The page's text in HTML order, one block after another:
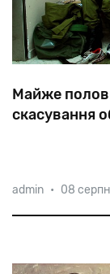
Майже
скасування
демократії (IDI),
відміну
admin • 08